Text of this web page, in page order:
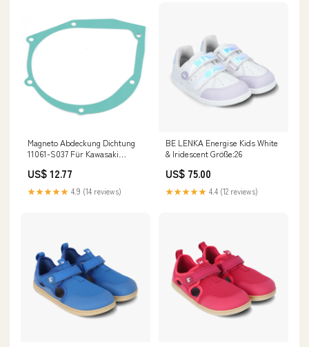
Magneto Abdeckung Dichtung
11061-S037 Für Kawasaki
2006 Yamaha Switch
US$ 12.77
★★★★★ 4.9 (14 reviews)
BE LENKA Energise Kids White
& Iridescent Größe:26
US$ 75.00
★★★★★ 4.4 (12 reviews)